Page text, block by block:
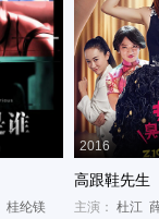
桂纶镁
2016
高跟鞋先生
主演： 杜江